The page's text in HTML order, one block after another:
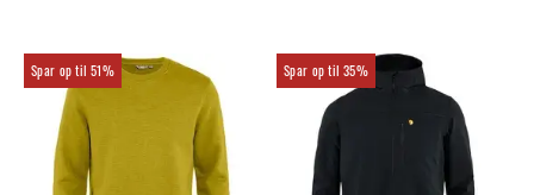
51% 35%